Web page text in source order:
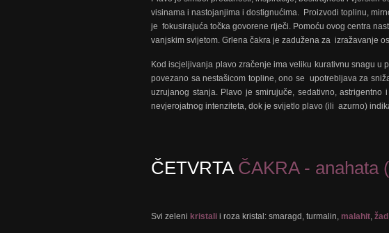
visinama i nastojanjima i dostignućima. Proizvodi toplinu,
je fokusirajuća točka govorene riječi. Pomoću ovog centra
vanjskim svijetom. Grlena čakra je zadužena za izražavanje
Kod iscjeljivanja plavo zračenje ima veliku kurativnu snagu
povezano sa nestašicom topline, ono se upotrebljava za
uzrujanog stanja. Plavo je smirujuče, sedativno,
nevjerojatnog intenziteta, dok je svijetlo plavo (ili azurno)
ČETVRTAČAKRA - anahata
Svi zeleni kristali i roza kristal: smaragd, turmalin, malahit, žad